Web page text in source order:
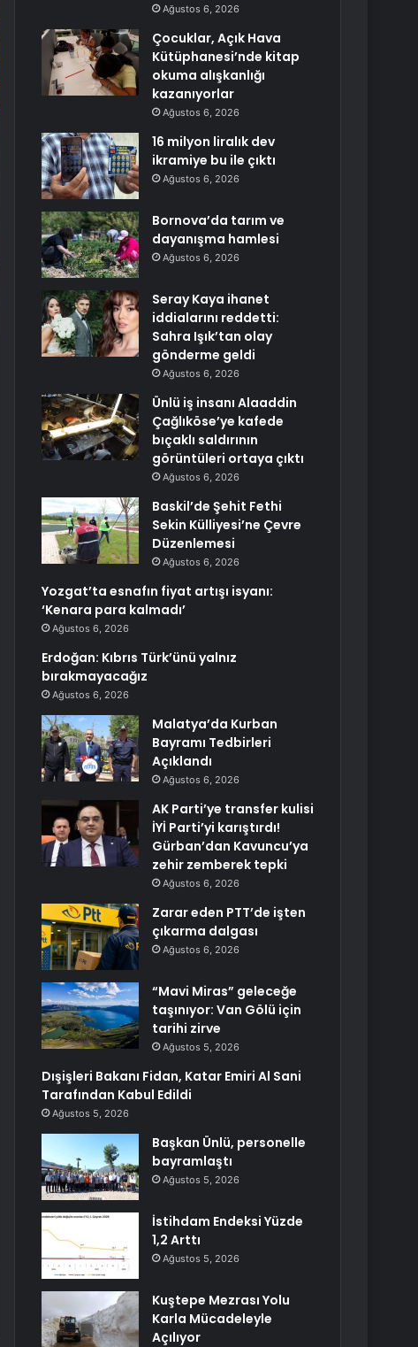
Ağustos 6, 2026
Çocuklar, Açık Hava
Kütüphanesi’nde kitap
okuma alışkanlığı
kazanıyorlar
Ağustos 6, 2026
16 milyon liralık dev
ikramiye bu ile çıktı
Ağustos 6, 2026
Bornova’da tarım ve
dayanışma hamlesi
Ağustos 6, 2026
Seray Kaya ihanet
iddialarını reddetti:
Sahra Işık’tan olay
gönderme geldi
Ağustos 6, 2026
Ünlü iş insanı Alaaddin
Çağlıköse’ye kafede
bıçaklı saldırının
görüntüleri ortaya çıktı
Ağustos 6, 2026
Baskil’de Şehit Fethi
Sekin Külliyesi’ne Çevre
Düzenlemesi
Ağustos 6, 2026
Yozgat’ta esnafın fiyat artışı isyanı:
‘Kenara para kalmadı’
Ağustos 6, 2026
Erdoğan: Kıbrıs Türk’ünü yalnız
bırakmayacağız
Ağustos 6, 2026
Malatya’da Kurban
Bayramı Tedbirleri
Açıklandı
Ağustos 6, 2026
AK Parti’ye transfer kulisi
İYİ Parti’yi karıştırdı!
Gürban’dan Kavuncu’ya
zehir zemberek tepki
Ağustos 6, 2026
Zarar eden PTT’de işten
çıkarma dalgası
Ağustos 6, 2026
“Mavi Miras” geleceğe
taşınıyor: Van Gölü için
tarihi zirve
Ağustos 5, 2026
Dışişleri Bakanı Fidan, Katar Emiri Al Sani
Tarafından Kabul Edildi
Ağustos 5, 2026
Başkan Ünlü, personelle
bayramlaştı
Ağustos 5, 2026
İstihdam Endeksi Yüzde
1,2 Arttı
Ağustos 5, 2026
Kuştepe Mezrası Yolu
Karla Mücadeleyle
Açılıyor